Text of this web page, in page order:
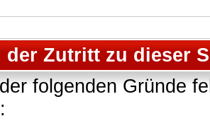
der Zutritt zu dieser
folgenden Gründe